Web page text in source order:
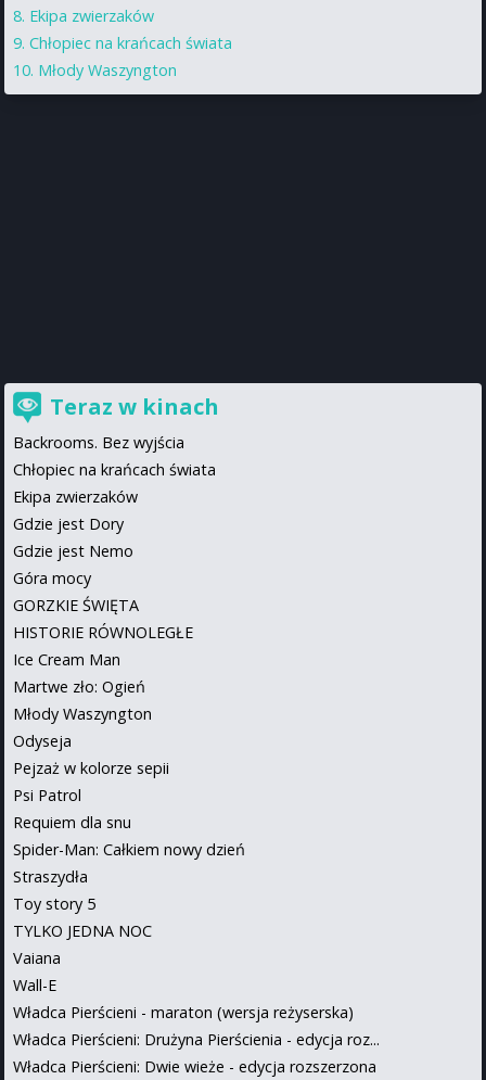
Ekipa zwierzaków
Chłopiec na krańcach świata
Młody Waszyngton
Teraz w kinach
Backrooms. Bez wyjścia
Chłopiec na krańcach świata
Ekipa zwierzaków
Gdzie jest Dory
Gdzie jest Nemo
Góra mocy
GORZKIE ŚWIĘTA
HISTORIE RÓWNOLEGŁE
Ice Cream Man
Martwe zło: Ogień
Młody Waszyngton
Odyseja
Pejzaż w kolorze sepii
Psi Patrol
Requiem dla snu
Spider-Man: Całkiem nowy dzień
Straszydła
Toy story 5
TYLKO JEDNA NOC
Vaiana
Wall-E
Władca Pierścieni - maraton (wersja reżyserska)
Władca Pierścieni: Drużyna Pierścienia - edycja roz...
Władca Pierścieni: Dwie wieże - edycja rozszerzona